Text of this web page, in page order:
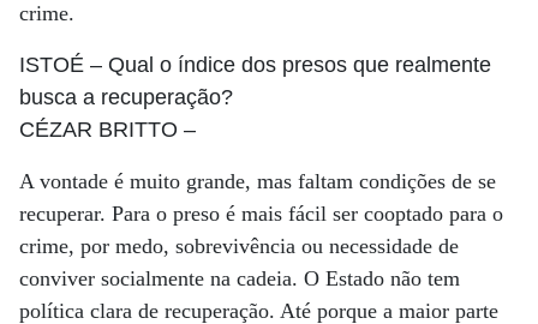
crime.
ISTOÉ – Qual o índice dos presos que realmente
busca a recuperação?
CÉZAR BRITTO –
A vontade é muito grande, mas faltam condições de se
recuperar. Para o preso é mais fácil ser cooptado para o
crime, por medo, sobrevivência ou necessidade de
conviver socialmente na cadeia. O Estado não tem
política clara de recuperação. Até porque a maior parte